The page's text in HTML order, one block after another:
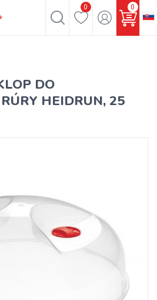
0 0
DO
HEIDRUN, 25